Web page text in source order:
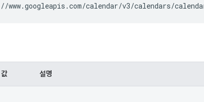
www.googleapis.com/calendar/v3/calendars/
값 설명